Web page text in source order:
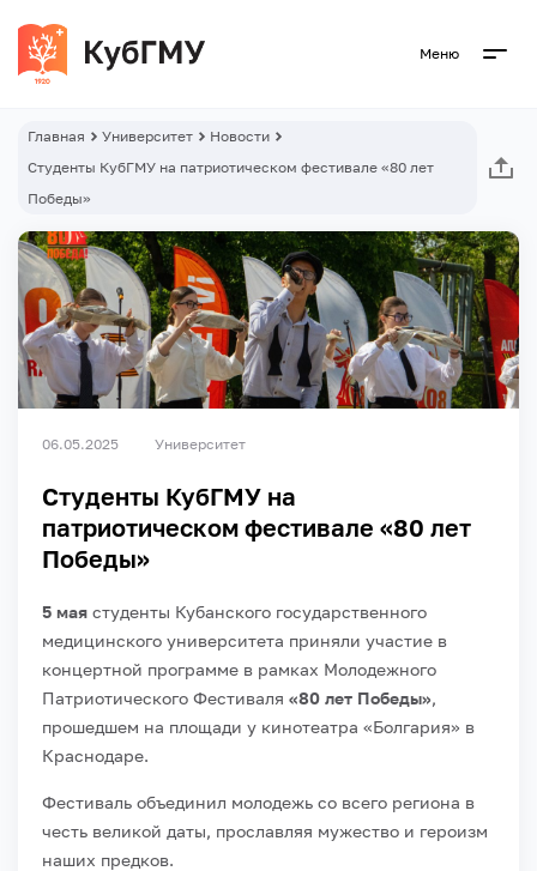
Меню
Главная Университет
Новости
Студенты КубГМУ на патриотическом фестивале «80 лет
Победы»
06.05.2025 Университет
Студенты КубГМУ на
патриотическом фестивале «80 лет
Победы»
5 мая студенты Кубанского государственного
медицинского университета приняли участие в
концертной программе в рамках Молодежного
Патриотического Фестиваля «80 лет Победы»,
прошедшем на площади у кинотеатра «Болгария» в
Краснодаре.
Фестиваль объединил молодежь со всего региона в
честь великой даты, прославляя мужество и героизм
наших предков.